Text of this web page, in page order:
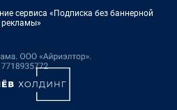
сервиса «Подписка без баннерной
рекламы»